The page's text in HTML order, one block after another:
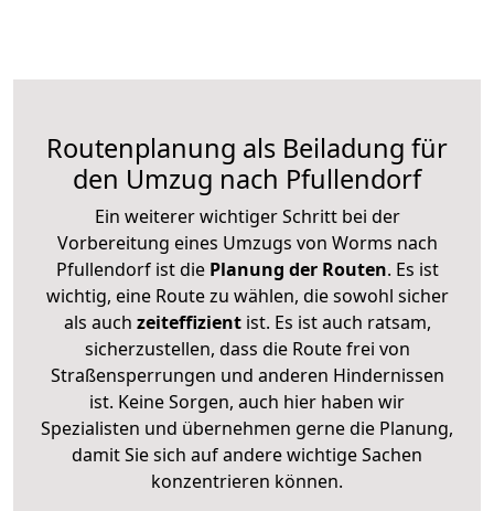
Routenplanung als Beiladung für
den Umzug nach Pfullendorf
Ein weiterer wichtiger Schritt bei der
Vorbereitung eines Umzugs von Worms nach
Pfullendorf ist diePlanung der Routen. Es ist
wichtig, eine Route zu wählen, die sowohl sicher
als auch zeiteffizientist. Es ist auch ratsam,
sicherzustellen, dass die Route frei von
Straßensperrungen und anderen Hindernissen
ist. Keine Sorgen, auch hier haben wir
Spezialisten und übernehmen gerne die Planung,
damit Sie sich auf andere wichtige Sachen
konzentrieren können.